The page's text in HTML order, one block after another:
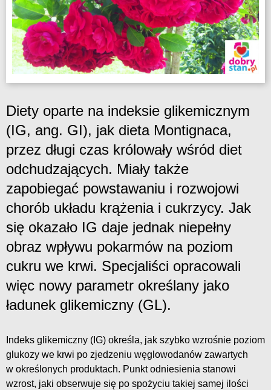
Diety oparte na indeksie glikemicznym
(IG, ang. GI), jak dieta Montignaca,
przez długi czas królowały wśród diet
odchudzających. Miały także
zapobiegać powstawaniu i rozwojowi
chorób układu krążenia i cukrzycy. Jak
się okazało IG daje jednak niepełny
obraz wpływu pokarmów na poziom
cukru we krwi. Specjaliści opracowali
więc nowy parametr określany jako
ładunek glikemiczny (GL).
Indeks glikemiczny (IG) określa, jak szybko wzrośnie poziom
glukozy we krwi po zjedzeniu węglowodanów zawartych
w określonych produktach. Punkt odniesienia stanowi
wzrost, jaki obserwuje się po spożyciu takiej samej ilości